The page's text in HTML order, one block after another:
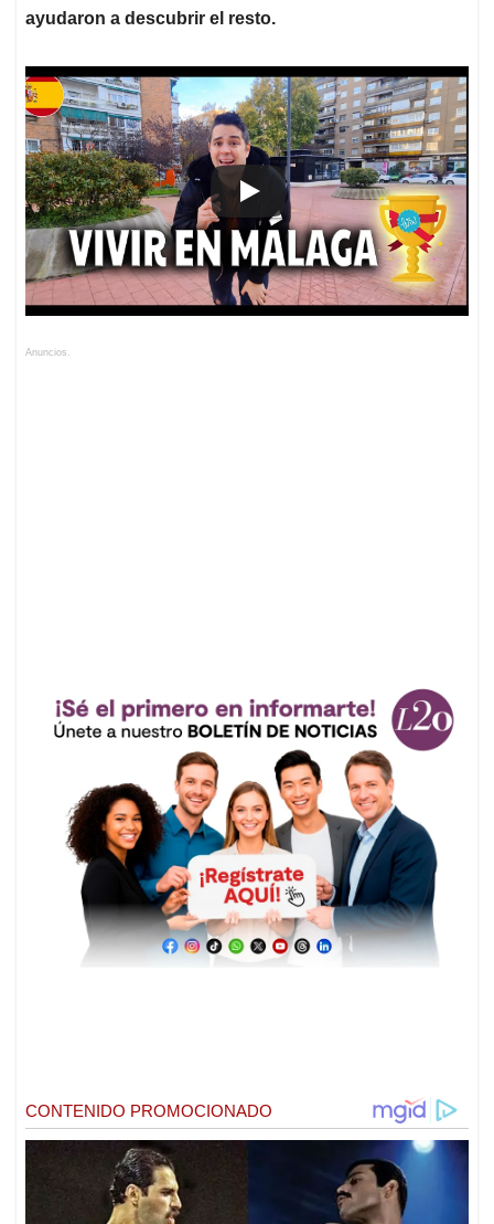
ayudaron a descubrir el resto.
Anuncios.